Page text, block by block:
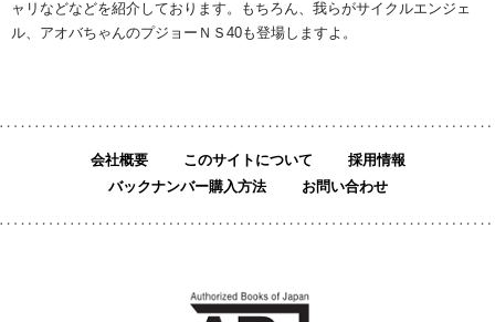
ャリなどなどを紹介しております。もちろん、我らがサイクルエンジェ
ル、アオバちゃんのプジョーＮＳ40も登場しますよ。
会社概要 このサイトについて
採用情報
バックナンバー購入方法
お問い合わせ